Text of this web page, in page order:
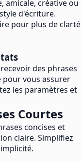
amicale, créative ou
d'écriture.
pour plus de clarté
des phrases
pour vous assurer
les paramètres et
Courtes
concises et
claire. Simplifiez